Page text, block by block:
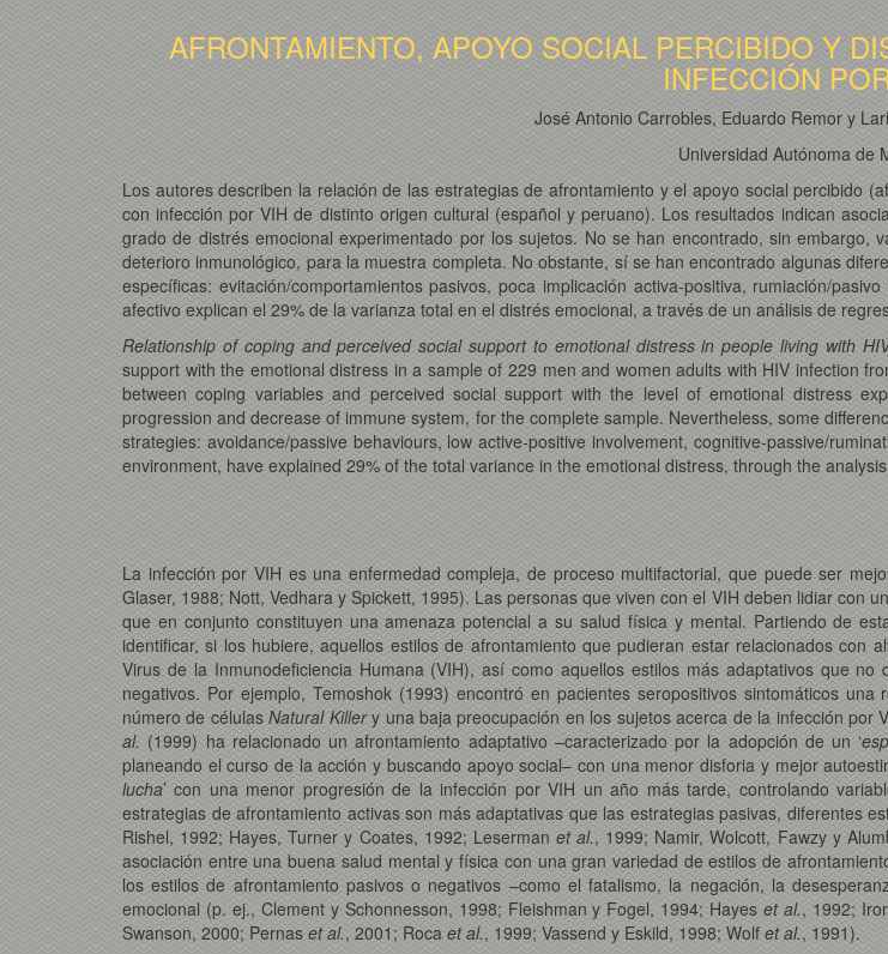
AFRONTAMIENTO, APOYO SOCIAL PERCIBIDO Y
INFECCIÓN
José Antonio Carrobles, Eduardo Remor y
Universidad Autónoma de
Los autores describen la relación de las estrategias de afrontamiento y el apoyo social percibido
con infección por VIH de distinto origen cultural (español y peruano). Los resultados indican
grado de distrés emocional experimentado por los sujetos. No se han encontrado, sin
deterioro inmunológico, para la muestra completa. No obstante, sí se han encontrado algunas
específicas: evitación/comportamientos pasivos, poca implicación activa-positiva, rumiación/
afectivo explican el 29% de la varianza total en el distrés emocional, a través de un análisis de
Relationship of coping and perceived social support to emotional distress in people living with
support with the emotional distress in a sample of 229 men and women adults with HIV infection
between coping variables and perceived social support with the level of emotional distress
progression and decrease of immune system, for the complete sample. Nevertheless, some
strategies: avoidance/passive behaviours, low active-positive involvement, cognitive-passive/
environment, have explained 29% of the total variance in the emotional distress, through the
La infección por VIH es una enfermedad compleja, de proceso multifactorial, que puede ser
Glaser, 1988; Nott, Vedhara y Spickett, 1995). Las personas que viven con el VIH deben lidiar con
que en conjunto constituyen una amenaza potencial a su salud física y mental. Partiendo de
identificar, si los hubiere, aquellos estilos de afrontamiento que pudieran estar relacionados
Virus de la Inmunodeficiencia Humana (VIH), así como aquellos estilos más adaptativos que
negativos. Por ejemplo, Temoshok (1993) encontró en pacientes seropositivos sintomáticos
número de célulasNatural Killery una baja preocupación en los sujetos acerca de la infección
al. (1999) ha relacionado un afrontamiento adaptativo –caracterizado por la adopción de un ‘
planeando el curso de la acción y buscando apoyo social– con una menor disforia y mejor
lucha’ con una menor progresión de la infección por VIH un año más tarde, controlando
estrategias de afrontamiento activas son más adaptativas que las estrategias pasivas, diferentes
Rishel, 1992; Hayes, Turner y Coates, 1992; Leserman et al., 1999; Namir, Wolcott, Fawzy y
asociación entre una buena salud mental y física con una gran variedad de estilos de
los estilos de afrontamiento pasivos o negativos –como el fatalismo, la negación, la
emocional (p. ej., Clement y Schonnesson, 1998; Fleishman y Fogel, 1994; Hayeset al., 1992;
Swanson, 2000; Pernas et al., 2001; Roca et al., 1999; Vassend y Eskild, 1998; Wolf et al., 1991).